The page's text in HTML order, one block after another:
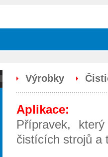
Výrobky
Aplikace:
Přípravek,
čistících strojů